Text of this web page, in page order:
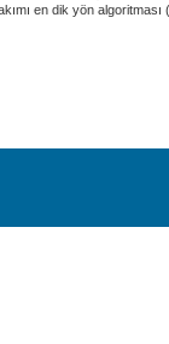
en dik yön